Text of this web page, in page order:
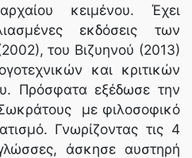
κειμένου. Έχει
εκδόσεις των
του Βιζυηνού (2013)
και κριτικών
Πρόσφατα εξέδωσε την
με φιλοσοφικό
Γνωρίζοντας τις 4
άσκησε αυστηρή